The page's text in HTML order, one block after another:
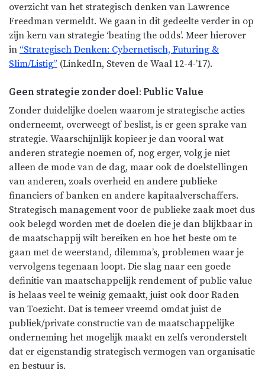
overzicht van het strategisch denken van Lawrence
Freedman vermeldt. We gaan in dit gedeelte verder in op
zijn kern van strategie ‘beating the odds’. Meer hierover
in “Strategisch Denken: Cybernetisch, Futuring &
Slim/Listig” (LinkedIn, Steven de Waal 12-4-’17).
Geen strategie zonder doel: Public Value
Zonder duidelijke doelen waarom je strategische acties
onderneemt, overweegt of beslist, is er geen sprake van
strategie. Waarschijnlijk kopieer je dan vooral wat
anderen strategie noemen of, nog erger, volg je niet
alleen de mode van de dag, maar ook de doelstellingen
van anderen, zoals overheid en andere publieke
financiers of banken en andere kapitaalverschaffers.
Strategisch management voor de publieke zaak moet dus
ook belegd worden met de doelen die je dan blijkbaar in
de maatschappij wilt bereiken en hoe het beste om te
gaan met de weerstand, dilemma’s, problemen waar je
vervolgens tegenaan loopt. Die slag naar een goede
definitie van maatschappelijk rendement of public value
is helaas veel te weinig gemaakt, juist ook door Raden
van Toezicht. Dat is temeer vreemd omdat juist de
publiek/private constructie van de maatschappelijke
onderneming het mogelijk maakt en zelfs veronderstelt
dat er eigenstandig strategisch vermogen van organisatie
en bestuur is.